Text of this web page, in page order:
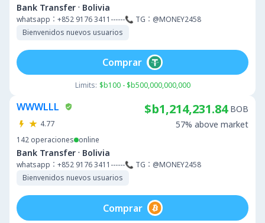
Bank Transfer · Bolivia
whatsapp：+852 9176 3411------📞 TG：@MONEY2458
Bienvenidos nuevos usuarios
Limits: $b100 - $b500,000,000,000
Comprar
WWWLLL
4.77
142 operaciones online
Bank Transfer · Bolivia
whatsapp：+852 9176 3411------📞 TG：@MONEY2458
Bienvenidos nuevos usuarios
$b1,214,231.84 BOB
57% above market
Comprar